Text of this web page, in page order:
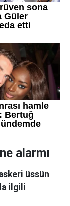
alarmı
üssün
ilgili